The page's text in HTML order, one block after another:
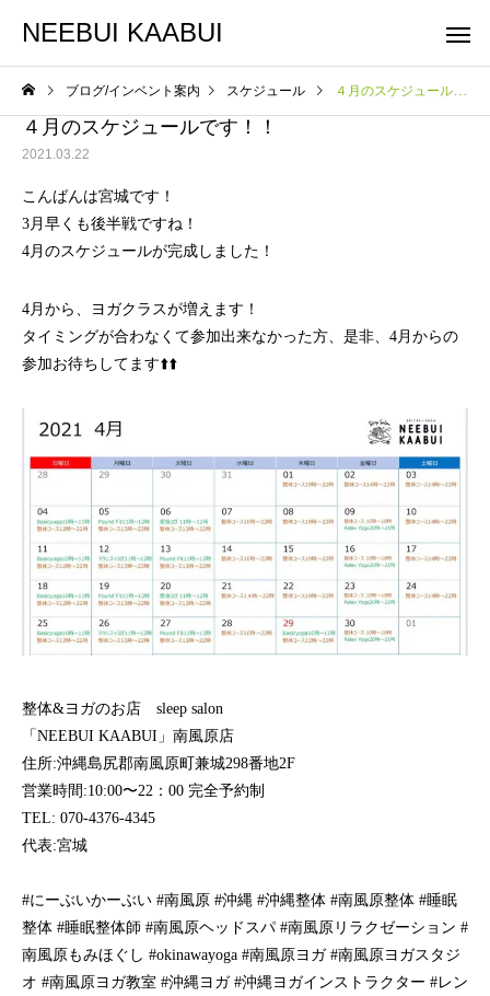
NEEBUI KAABUI
整体コース
10月スケジュールです 9月スケジュールです
ブログ/インベント案内 スケジュール ４月のスケジュールです！！
４月のスケジュールです！！
2021.03.22
こんばんは宮城です！
3月早くも後半戦ですね！
4月のスケジュールが完成しました！
4月から、ヨガクラスが増えます！
タイミングが合わなくて参加出来なかった方、是非、4月からの
参加お待ちしてます⬆️⬆️
整体&ヨガのお店 sleep salon
「NEEBUI KAABUI」南風原店
住所:沖縄島尻郡南風原町兼城298番地2F
営業時間:10:00〜22：00 完全予約制
TEL: 070-4376-4345
代表:宮城
#にーぶいかーぶい #南風原 #沖縄 #沖縄整体 #南風原整体 #睡眠
整体 #睡眠整体師 #南風原ヘッドスパ #南風原リラクゼーション #
南風原もみほぐし #okinawayoga #南風原ヨガ #南風原ヨガスタジ
オ #南風原ヨガ教室 #沖縄ヨガ #沖縄ヨガインストラクター #レン